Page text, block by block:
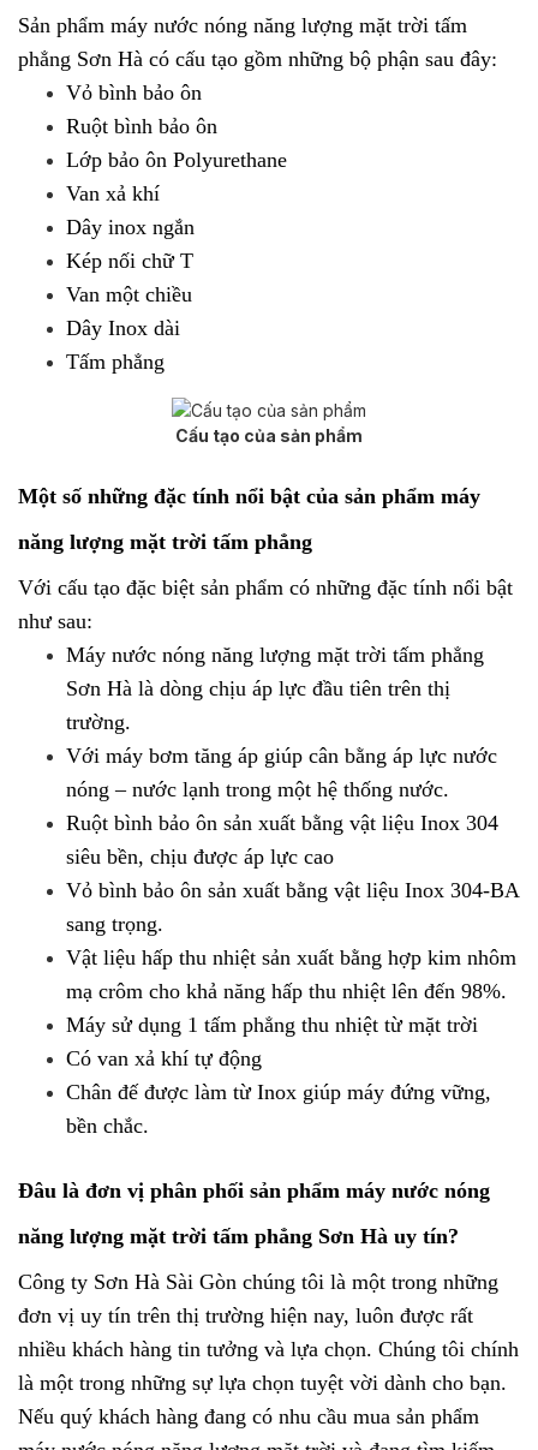
Sản phẩm máy nước nóng năng lượng mặt trời tấm
phẳng Sơn Hà có cấu tạo gồm những bộ phận sau đây:
Vỏ bình bảo ôn
Ruột bình bảo ôn
Lớp bảo ôn Polyurethane
Van xả khí
Dây inox ngắn
Kép nối chữ T
Van một chiều
Dây Inox dài
Tấm phẳng
Cấu tạo của sản phẩm
Một số những đặc tính nổi bật của sản phẩm máy
năng lượng mặt trời tấm phẳng
Với cấu tạo đặc biệt sản phẩm có những đặc tính nổi bật
như sau:
Máy nước nóng năng lượng mặt trời tấm phẳng
Sơn Hà là dòng chịu áp lực đầu tiên trên thị
trường.
Với máy bơm tăng áp giúp cân bằng áp lực nước
nóng – nước lạnh trong một hệ thống nước.
Ruột bình bảo ôn sản xuất bằng vật liệu Inox 304
siêu bền, chịu được áp lực cao
Vỏ bình bảo ôn sản xuất bằng vật liệu Inox 304-BA
sang trọng.
Vật liệu hấp thu nhiệt sản xuất bằng hợp kim nhôm
mạ crôm cho khả năng hấp thu nhiệt lên đến 98%.
Máy sử dụng 1 tấm phẳng thu nhiệt từ mặt trời
Có van xả khí tự động
Chân đế được làm từ Inox giúp máy đứng vững,
bền chắc.
Đâu là đơn vị phân phối sản phẩm máy nước nóng
năng lượng mặt trời tấm phẳng Sơn Hà uy tín?
Công ty Sơn Hà Sài Gòn chúng tôi là một trong những
đơn vị uy tín trên thị trường hiện nay, luôn được rất
nhiều khách hàng tin tưởng và lựa chọn. Chúng tôi chính
là một trong những sự lựa chọn tuyệt vời dành cho bạn.
Nếu quý khách hàng đang có nhu cầu mua sản phẩm